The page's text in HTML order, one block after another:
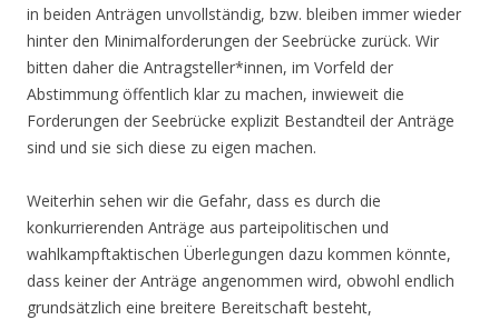
in beiden Anträgen unvollständig, bzw. bleiben immer wieder
hinter den Minimalforderungen der Seebrücke zurück. Wir
bitten daher die Antragsteller*innen, im Vorfeld der
Abstimmung öffentlich klar zu machen, inwieweit die
Forderungen der Seebrücke explizit Bestandteil der Anträge
sind und sie sich diese zu eigen machen.
Weiterhin sehen wir die Gefahr, dass es durch die
konkurrierenden Anträge aus parteipolitischen und
wahlkampftaktischen Überlegungen dazu kommen könnte,
dass keiner der Anträge angenommen wird, obwohl endlich
grundsätzlich eine breitere Bereitschaft besteht,